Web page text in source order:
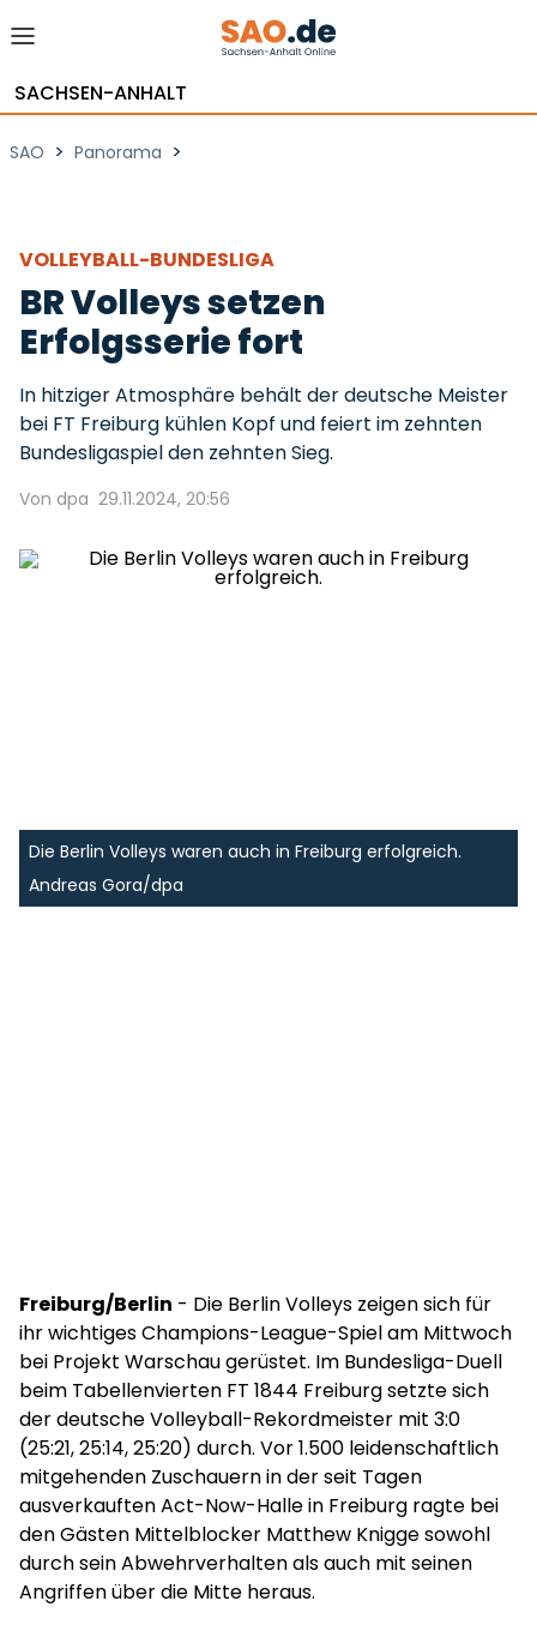
SACHSEN-ANHALT
SAO > Panorama >
VOLLEYBALL-BUNDESLIGA
BR Volleys setzen
Erfolgsserie fort
In hitziger Atmosphäre behält der deutsche Meister
bei FT Freiburg kühlen Kopf und feiert im zehnten
Bundesligaspiel den zehnten Sieg.
Von dpa 29.11.2024, 20:56
Die Berlin Volleys waren auch in Freiburg erfolgreich.
Andreas Gora/dpa
Freiburg/Berlin - Die Berlin Volleys zeigen sich für
ihr wichtiges Champions-League-Spiel am Mittwoch
bei Projekt Warschau gerüstet. Im Bundesliga-Duell
beim Tabellenvierten FT 1844 Freiburg setzte sich
der deutsche Volleyball-Rekordmeister mit 3:0
(25:21, 25:14, 25:20) durch. Vor 1.500 leidenschaftlich
mitgehenden Zuschauern in der seit Tagen
ausverkauften Act-Now-Halle in Freiburg ragte bei
den Gästen Mittelblocker Matthew Knigge sowohl
durch sein Abwehrverhalten als auch mit seinen
Angriffen über die Mitte heraus.